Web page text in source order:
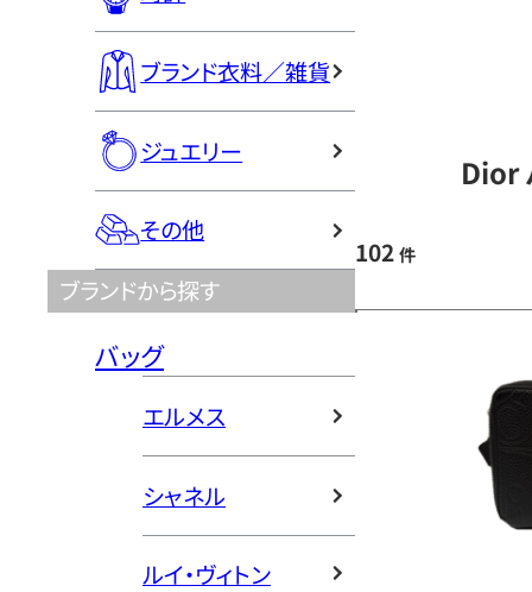
ブランド衣料／雑貨
ジュエリー
その他
ブランドから探す
バッグ
エルメス
シャネル
ルイ・ヴィトン
Dior
102 件